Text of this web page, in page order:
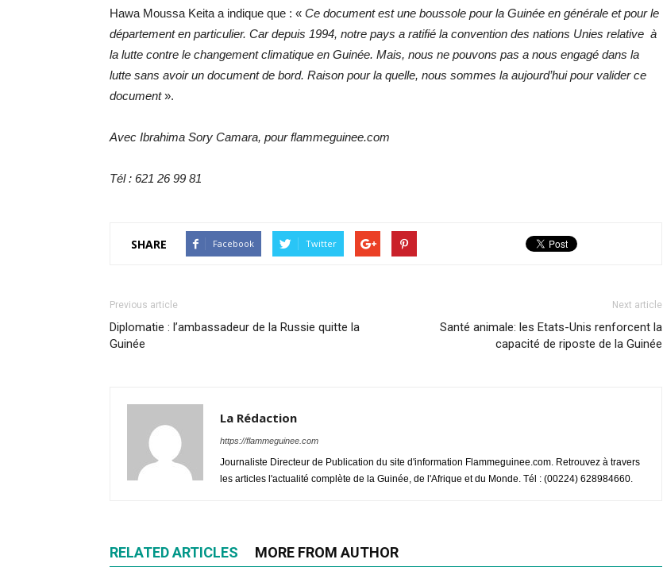
Hawa Moussa Keita a indique que : « Ce document est une boussole pour la Guinée en générale et pour le
département en particulier. Car depuis 1994, notre pays a ratifié la convention des nations Unies relative à
la lutte contre le changement climatique en Guinée. Mais, nous ne pouvons pas a nous engagé dans la
lutte sans avoir un document de bord. Raison pour la quelle, nous sommes la aujourd’hui pour valider ce
document».
Avec Ibrahima Sory Camara, pour flammeguinee.com
Tél : 621 26 99 81
SHARE Facebook Twitter
Previous article
Diplomatie : l’ambassadeur de la Russie quitte la
Guinée
Next article
Santé animale: les Etats-Unis renforcent la
capacité de riposte de la Guinée
La Rédaction
https://flammeguinee.com
Journaliste Directeur de Publication du site d'information Flammeguinee.com. Retrouvez à travers
les articles l'actualité complète de la Guinée, de l'Afrique et du Monde. Tél : (00224) 628984660.
RELATED ARTICLES MORE FROM AUTHOR